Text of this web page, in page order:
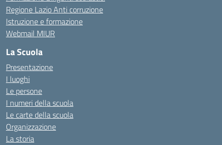
Regione Lazio Anti corruzione
Istruzione e formazione
Webmail MIUR
La Scuola
Presentazione
I luoghi
Le persone
I numeri della scuola
Le carte della scuola
Organizzazione
La storia